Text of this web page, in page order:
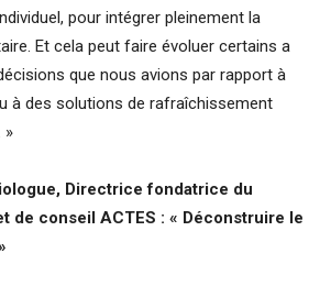
pour intégrer pleinement la
Et cela peut faire évoluer certains a
que nous avions par rapport à
à des solutions de rafraîchissement
»
Directrice fondatrice du
de conseil ACTES : « Déconstruire le